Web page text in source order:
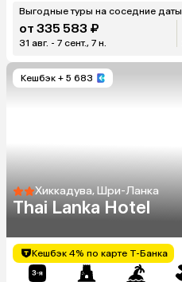
Выгодные туры на соседние даты
от 335 583 ₽
31 авг. - 7 сент., 7 н.
Кешбэк + 5 683
Хиккадува, Шри-Ланка
Thai Lanka Hotel
Кешбэк 4% по карте Т-Банка